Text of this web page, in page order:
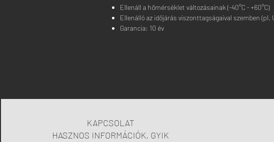
Ellenáll a hőmérséklet változásainak (-40°C - +60°C)
Ellenálló az időjárás viszonttagságaival szemben (pl.
Garancia: 10 év
KAPCSOLAT
HASZNOS INFORMÁCIÓK, GYIK